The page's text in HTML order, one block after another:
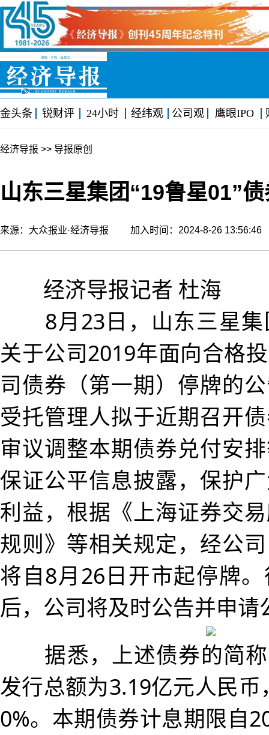
金头条 锐财评 24小时 经纬观 公司观 鹰眼IPO
经济导报 >> 导报原创
山东三星集团“19鲁星01”
来源：大众报业·经济导报 加入时间：2024-8-26
经济导报记者 杜海
8月23日，山东三星集
关于公司2019年面向合格
司债券（第一期）停牌的
受托管理人拟于近期召开
审议调整本期债券兑付安
保证公平信息披露，保护
利益，根据《上海证券交
规则》等相关规定，经公
将自8月26日开市起停牌
后，公司将及时公告并申请
据悉，上述债券的简称
发行总额为3.19亿元人民
0%。本期债券计息期限自